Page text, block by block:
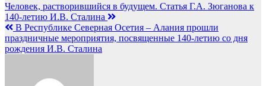
Навигация
по
записям
Человек, растворившийся в будущем. Статья Г.А. Зюганова к
140-летию И.В. Сталина
В Республике Северная Осетия – Алания прошли
праздничные мероприятия, посвященные 140-летию со дня
рождения И.В. Сталина